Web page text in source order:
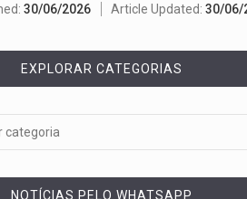
30/06/2026 Article Updated: 30/06/
EXPLORAR CATEGORIAS
NOTÍCIAS PELO WHATSAPP